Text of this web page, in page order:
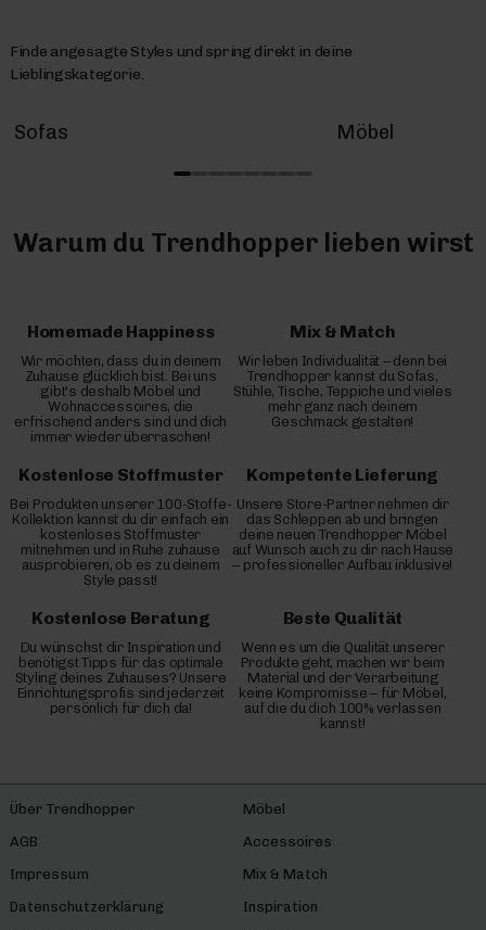
Finde angesagte Styles und spring direkt in deine
Lieblingskategorie.
Sofas Möbel
Warum du Trendhopper lieben wirst
Homemade Happiness
Wir möchten, dass du in deinem
Zuhause glücklich bist. Bei uns
gibt's deshalb Möbel und
Wohnaccessoires, die
erfrischend anders sind und dich
immer wieder überraschen!
Mix & Match
Wir leben Individualität – denn bei
Trendhopper kannst du Sofas,
Stühle, Tische, Teppiche und vieles
mehr ganz nach deinem
Geschmack gestalten!
Kostenlose Stoffmuster
Bei Produkten unserer 100-Stoffe-
Kollektion kannst du dir einfach ein
kostenloses Stoffmuster
mitnehmen und in Ruhe zuhause
ausprobieren, ob es zu deinem
Style passt!
Kompetente Lieferung
Unsere Store-Partner nehmen dir
das Schleppen ab und bringen
deine neuen Trendhopper Möbel
auf Wunsch auch zu dir nach Hause
– professioneller Aufbau inklusive!
Kostenlose Beratung
Du wünschst dir Inspiration und
benötigst Tipps für das optimale
Styling deines Zuhauses? Unsere
Einrichtungsprofis sind jederzeit
persönlich für dich da!
Beste Qualität
Wenn es um die Qualität unserer
Produkte geht, machen wir beim
Material und der Verarbeitung
keine Kompromisse – für Möbel,
auf die du dich 100% verlassen
kannst!
Über Trendhopper
AGB
Impressum
Datenschutzerklärung
Möbel
Accessoires
Mix & Match
Inspiration